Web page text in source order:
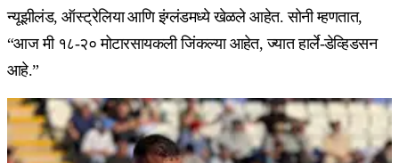
न्यूझीलंड, ऑस्ट्रेलिया आणि इंग्लंडमध्ये खेळले आहेत. सोनी म्हणतात,
“आज मी १८-२० मोटारसायकली जिंकल्या आहेत, ज्यात हार्ले-डेव्हिडसन
आहे.”